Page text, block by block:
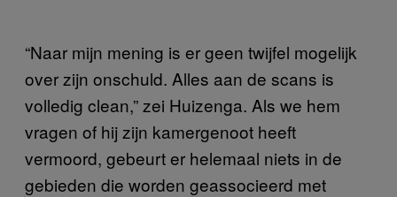
“Naar mijn mening is er geen twijfel mogelijk
over zijn onschuld. Alles aan de scans is
volledig clean,” zei Huizenga. Als we hem
vragen of hij zijn kamergenoot heeft
vermoord, gebeurt er helemaal niets in de
gebieden die worden geassocieerd met